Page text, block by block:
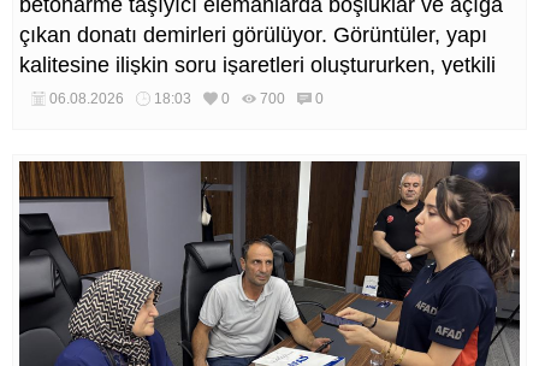
çıkan donatı demirleri görülüyor. Görüntüler, yapı
kalitesine ilişkin soru işaretleri oluştururken, yetkili
kurumların teknik inceleme yapması çağrısı yapıldı.
06.08.2026 18:03 0 700 0